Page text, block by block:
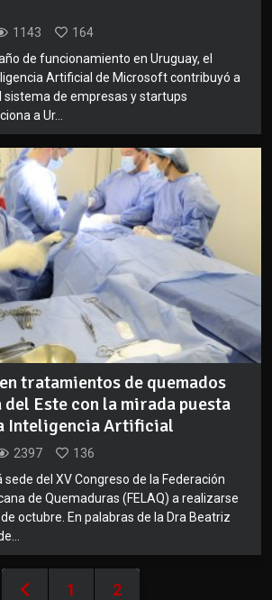
1143
164
de funcionamiento en Uruguay, el
Artificial de Microsoft contribuyó a
sistema de empresas y startups
a Ur...
tratamientos de quemados
del Este con la mirada puesta
Inteligencia Artificial
2397
136
del XV Congreso de la Federación
de Quemaduras (FELAQ) a realizarse
octubre. En palabras de la Dra Beatriz
1 2